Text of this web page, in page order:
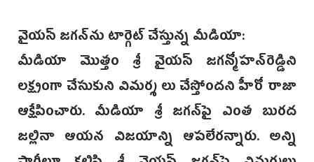
‌వైయస్‌ జగన్‌ను టార్గెట్ చే‌స్తున్న మీడియా:
మీడియా మొత్తం శ్రీ వైయస్ జగ‌న్మోహన్‌రెడ్డిని
లక్ష్యంగా చేసుకుని విమర్శ లు చేస్తోందని హీరో రాజా
ఆక్షేపించారు. మీడియా శ్రీ జగన్‌పై ఎంత బురద
జల్లినా ఆయన విజయాన్ని ఆపలేరన్నారు. అన్ని